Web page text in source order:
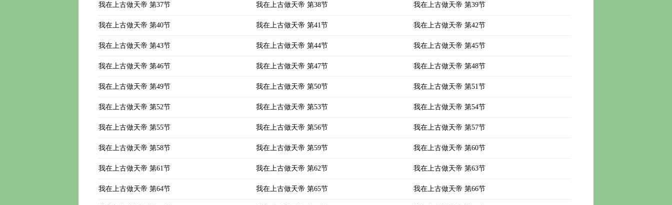
我在上古做天帝 第37节 我在上古做天帝 第38节 我在上古做天帝 第39节
我在上古做天帝 第40节 我在上古做天帝 第41节 我在上古做天帝 第42节
我在上古做天帝 第43节 我在上古做天帝 第44节 我在上古做天帝 第45节
我在上古做天帝 第46节 我在上古做天帝 第47节 我在上古做天帝 第48节
我在上古做天帝 第49节 我在上古做天帝 第50节 我在上古做天帝 第51节
我在上古做天帝 第52节 我在上古做天帝 第53节 我在上古做天帝 第54节
我在上古做天帝 第55节 我在上古做天帝 第56节 我在上古做天帝 第57节
我在上古做天帝 第58节 我在上古做天帝 第59节 我在上古做天帝 第60节
我在上古做天帝 第61节 我在上古做天帝 第62节 我在上古做天帝 第63节
我在上古做天帝 第64节 我在上古做天帝 第65节 我在上古做天帝 第66节